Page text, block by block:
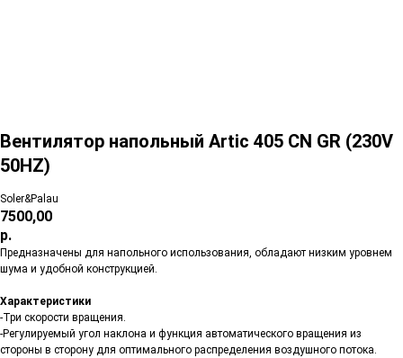
Вентилятор напольный Artic 405 CN GR (230V
50HZ)
Soler&Palau
7500,00
р.
Предназначены для напольного использования, обладают низким уровнем
шума и удобной конструкцией.
Характеристики
-Три скорости вращения.
-Регулируемый угол наклона и функция автоматического вращения из
стороны в сторону для оптимального распределения воздушного потока.